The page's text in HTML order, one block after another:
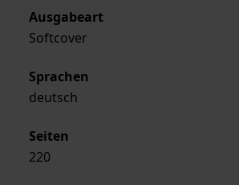
Ausgabeart
Softcover
Sprachen
deutsch
Seiten
220